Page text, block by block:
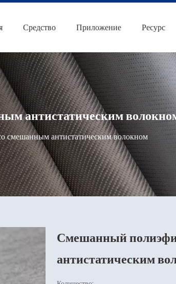
Средство Приложение Ресурс
антистатическим
антистатическим волокном
Смешанный
антистатическим